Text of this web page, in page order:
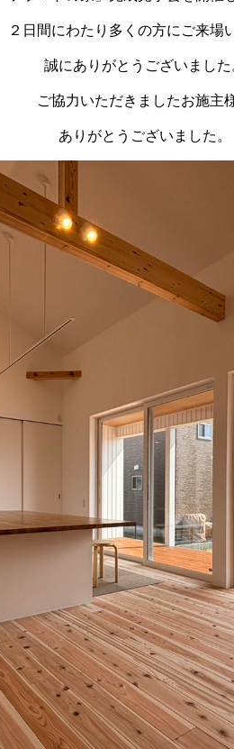
２日間にわたり多くの方にご来場
誠にありがとうございました
ご協力いただきましたお施主
ありがとうございました。